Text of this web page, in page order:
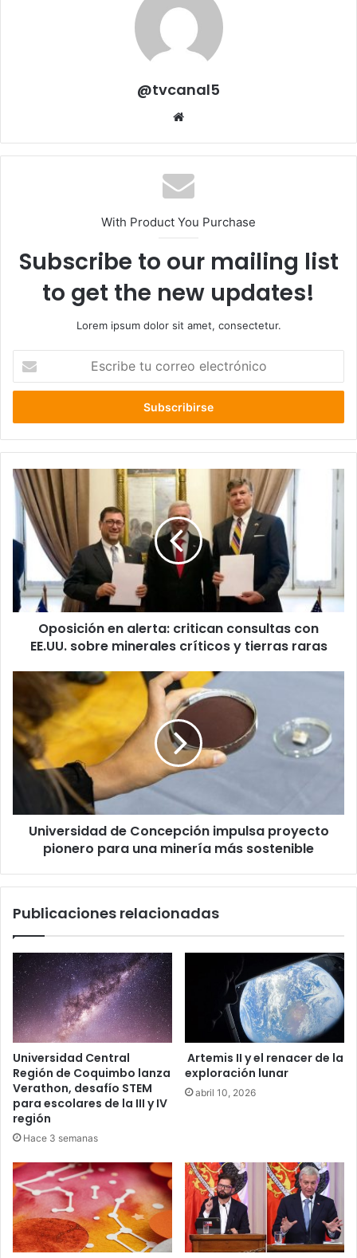
@tvcanal5
With Product You Purchase
Subscribe to our mailing list
to get the new updates!
Lorem ipsum dolor sit amet, consectetur.
correo
Oposición
en
alerta:
critican
consultas
EE.UU.
sobre
minerales
críticosOposición en alerta: critican consultas con
EE.UU. sobre minerales críticos y tierras raras
Universidad
Concepción
impulsa
proyecto
pionero
minería
más
sostenible
Universidad de Concepción impulsa proyecto
pionero para una minería más sostenible
Publicaciones relacionadas
Universidad Central
Región de Coquimbo lanza
Verathon, desafío STEM
para escolares de la III y IV
región
Hace 3 semanas
Artemis II y el renacer de la
exploración lunar
abril 10, 2026